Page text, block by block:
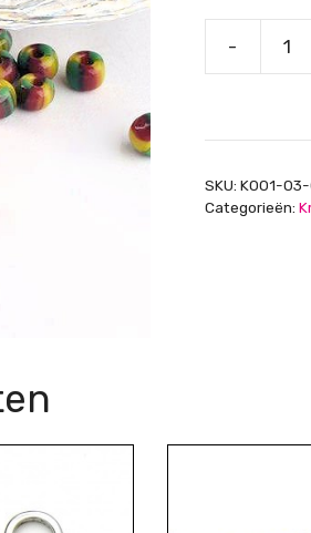
-
bruin
3mm
SKU: K001-
Categorieën: